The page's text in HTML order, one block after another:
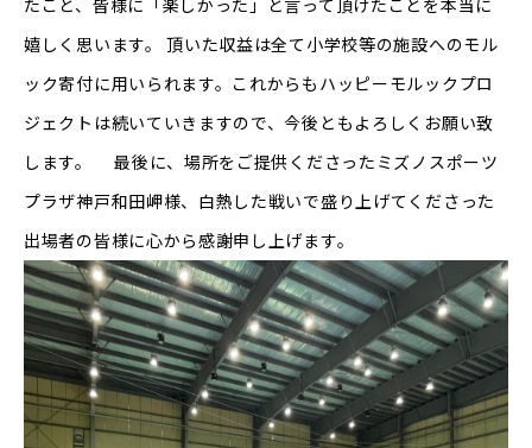
たこと、皆様に「楽しかった」と言って頂けたことを本当に
嬉しく思います。 頂いた収益は全て小学校等の施設へのモル
ック寄付に用いられます。これからもハッピーモルックプロ
ジェクトは続いていきますので、今後ともよろしくお願い致
します。 最後に、場所をご提供くださったミズノスポーツ
プラザ神戸和田岬様、白熱した戦いで盛り上げてくださった
出場者の皆様に心から感謝申し上げます。